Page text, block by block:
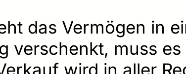
das Vermögen in
verschenkt, muss
wird in aller